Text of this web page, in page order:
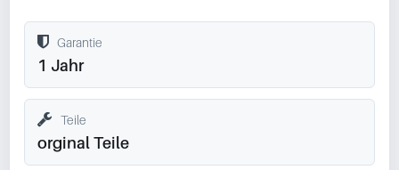
Garantie
1 Jahr
Teile
orginal Teile